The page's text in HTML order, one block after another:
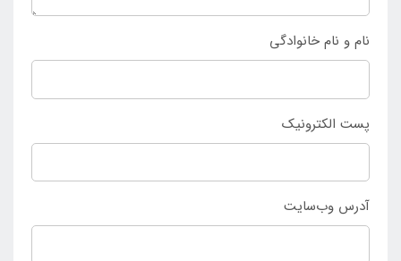
حضوری خرید خود را نهایی سازند.
نام و نام خانوادگی
پست الکترونیک
آدرس وب‌سایت